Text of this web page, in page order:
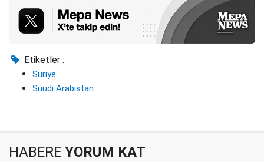
Etiketler :
Suriye
Suudi Arabistan
HABERE YORUM KAT